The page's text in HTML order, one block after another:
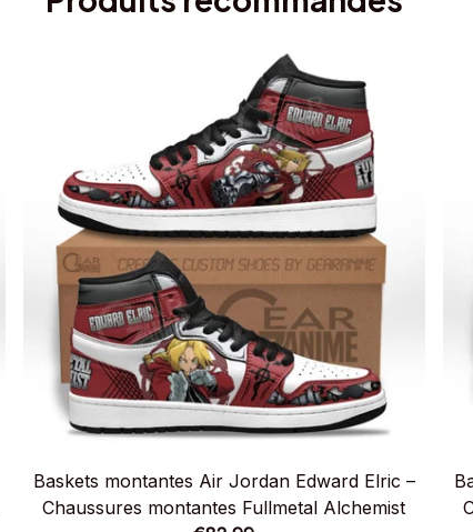
Baskets montantes Air Jordan Edward Elric –
Chaussures montantes Fullmetal Alchemist